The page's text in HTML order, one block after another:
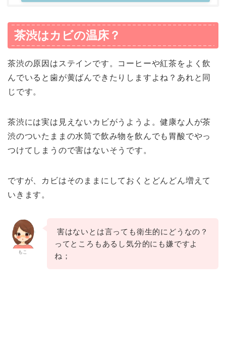
茶渋はカビの温床？
茶渋の原因はステインです。コーヒーや紅茶をよく飲
んでいると歯が黄ばんできたりしますよね？あれと同
じです。
茶渋には実は見えないカビがうようよ。健康な人が茶
渋のついたままの水筒で飲み物を飲んでも胃酸でやっ
つけてしまうので害はないそうです。
ですが、カビはそのままにしておくとどんどん増えて
いきます。
もこ
害はないとは言っても衛生的にどうなの？
ってところもあるし気分的にも嫌ですよ
ね；